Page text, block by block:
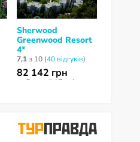
Sherwood
Greenwood Resort
4*
7,1з 10 (40 відгуків)
82 142 грн
за 6 ночей / 7 днів